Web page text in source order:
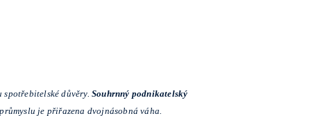
spotřebitelské důvěry.Souhrnný podnikatelský
je přiřazena dvojnásobná váha.